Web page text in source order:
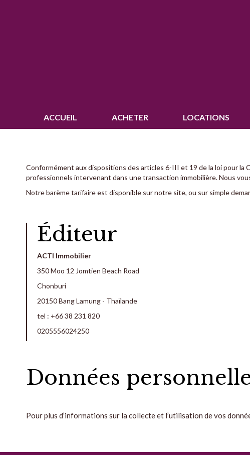
ACCUEIL ACHETER LOCATIONS
Conformément aux dispositions des articles 6-III et 19 de la loi pour la
professionnels intervenant dans une transaction immobilière. Nous
Notre barème tarifaire est disponible sur notre site, ou sur simple
Éditeur
ACTI Immobilier
350 Moo 12 Jomtien Beach Road
Chonburi
20150 Bang Lamung - Thaïlande
tel : +66 38 231 820
0205556024250
Données
Pour plus d’informations sur la collecte et l’utilisation de vos